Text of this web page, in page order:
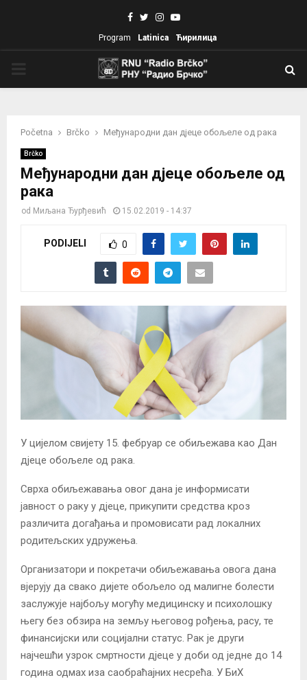
Facebook
TwitterInstagram
Youtube
Program Latinica Ћирилица
Početna Brčko Међународни дан дјеце обољеле од рака
Brčko
Међународни дан дјеце обољеле од
рака
od Миљана Ђурђевић 15.02.2019 - 14:37
PODIJELI 0
У цијелом свијету 15. фебруар се обиљежава као Дан
дјеце обољеле од рака.
Сврха обиљежавања овог дана је информисати
јавност о раку у дјеце, прикупити средства кроз
различита догађања и промовисати рад локалних
родитељских удружења.
Организатори и покретачи обиљежавања овога дана
вјерују да свако дијете обољело од малигне болести
заслужује најбољу могућу медицинску и психолошку
његу без обзира на земљу његовog рођења, расу, те
финансијски или социјални статус. Рак је други
најчешћи узрок смртности дјеце у доби од једне до 14
година одмах иза саобраћајних несрећа. У БиХ